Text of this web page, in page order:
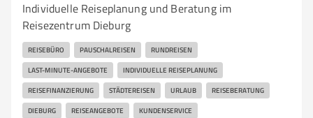
Individuelle Reiseplanung und Beratung im
Reisezentrum Dieburg
REISEBÜRO PAUSCHALREISEN RUNDREISEN
LAST-MINUTE-ANGEBOTE INDIVIDUELLE REISEPLANUNG
REISEFINANZIERUNG STÄDTEREISEN URLAUB REISEBERATUNG
DIEBURG REISEANGEBOTE KUNDENSERVICE